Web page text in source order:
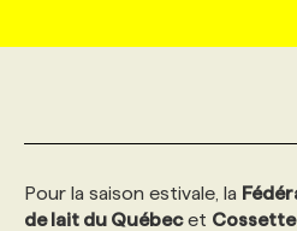
AFFAIRES DE
INITIATIVES
WEB & MÉDIAS
MARKETING
INFOLETTRE PUBLICITÉ
ANNONCEZ AVEC NOUS
CONSULTER LA
PROFIL ENTREPRISE
VOIR LES OFFRES
PROFIL CANDIDAT
FAQ
ANNONCEZ AVEC NOUS
NOS FORMATIONS EN
NOS PARCOURS DE
CHASSE DE TÊTE
SERVICE DE CHASSE DE
Pour la saison estivale, la
de lait du Québecet